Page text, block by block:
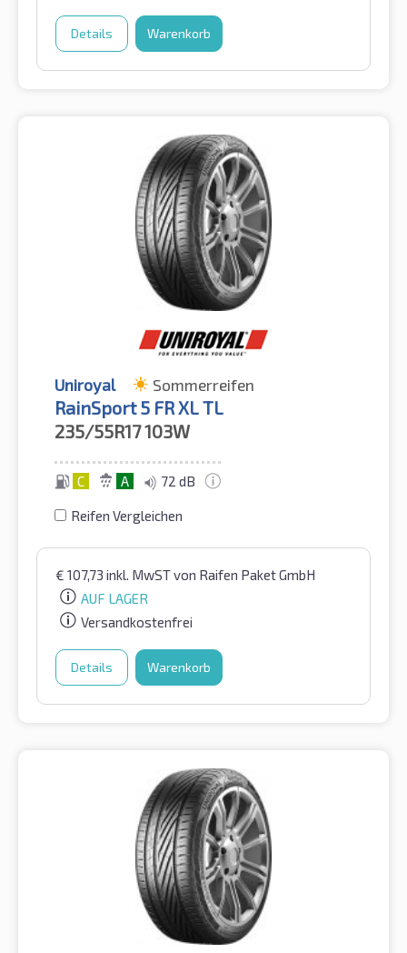
Details Warenkorb
Uniroyal Sommerreifen
RainSport 5 FR XL TL
235/55R17103W
C A 72 dB
Reifen Vergleichen
€ 107,73 inkl. MwSTvon Raifen Paket GmbH
AUF LAGER
Versandkostenfrei
Details Warenkorb